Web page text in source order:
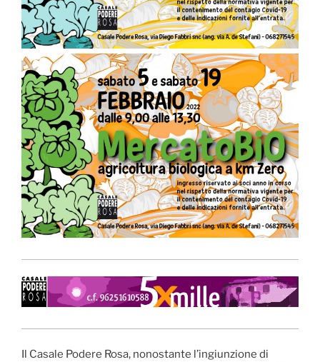
Il Casale Podere Rosa, nonostante l’ingiunzione di